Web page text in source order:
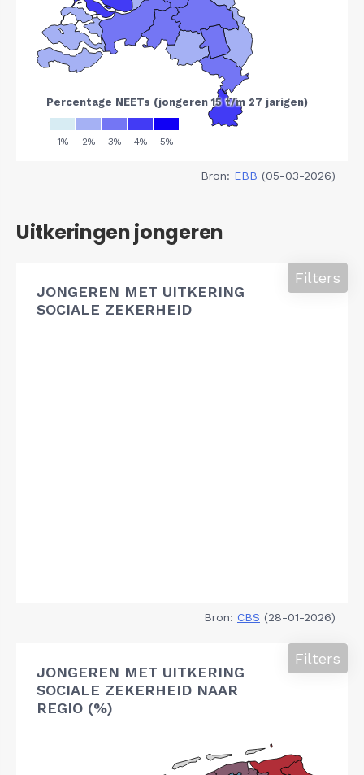
Bron: EBB (05-03-2026)
Uitkeringen jongeren
JONGEREN MET UITKERING
SOCIALE ZEKERHEID
Filters
Bron: CBS (28-01-2026)
JONGEREN MET UITKERING
SOCIALE ZEKERHEID NAAR
REGIO (%)
Filters